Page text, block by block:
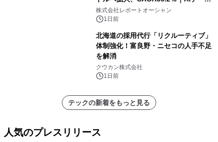
センター・高速光通信需要が成長を加
速
株式会社レポートオーシャン
1日前
北海道の採用代行「リクルーティブ」
体制強化！富良野・ニセコの人手不足
を解消
クウカン株式会社
1日前
テックの新着をもっと見る
人気のプレスリリース